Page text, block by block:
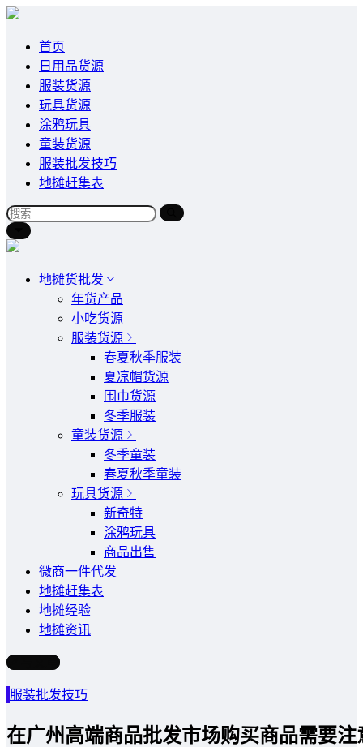
首页
日用品货源
服装货源
玩具货源
涂鸦玩具
童装货源
服装批发技巧
地摊赶集表
地摊货批发
年货产品
小吃货源
服装货源
春夏秋季服装
夏凉帽货源
围巾货源
冬季服装
童装货源
冬季童装
春夏秋季童装
玩具货源
新奇特
涂鸦玩具
商品出售
微商一件代发
地摊赶集表
地摊经验
地摊资讯
写文章
服装批发技巧
在广州高端商品批发市场购买商品需要注